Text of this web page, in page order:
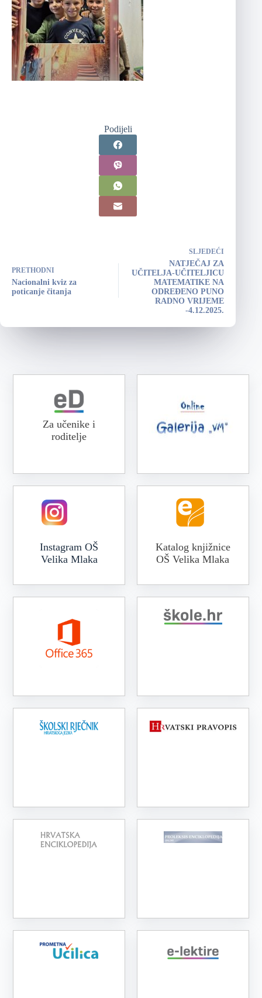
Podijeli
PRETHODNI
Nacionalni kviz za
poticanje čitanja
SLJEDEĆI
NATJEČAJ ZA
UČITELJA-UČITELJICU
MATEMATIKE NA
ODREĐENO PUNO
RADNO VRIJEME
-4.12.2025.
Za učenike i
roditelje
Instagram OŠ
Velika Mlaka
Katalog knjižnice
OŠ Velika Mlaka